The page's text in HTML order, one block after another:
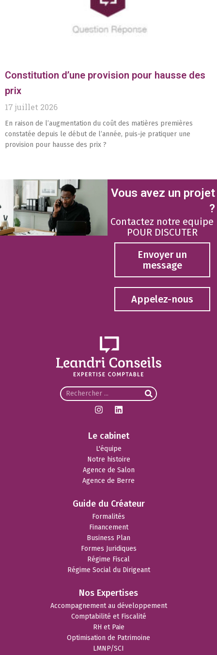
Constitution d’une provision pour hausse des
prix
17 juillet 2026
En raison de l’augmentation du coût des matières premières
constatée depuis le début de l’année, puis-je pratiquer une
provision pour hausse des prix ?
Vous avez un projet
?
Contactez notre equipe
POUR DISCUTER
Envoyer un
message
Appelez-nous
Le cabinet
L'équipe
Notre histoire
Agence de Salon
Agence de Berre
Guide du Créateur
Formalités
Financement
Business Plan
Formes Juridiques
Régime Fiscal
Régime Social du Dirigeant
Nos Expertises
Accompagnement au développement
Comptabilité et Fiscalité
RH et Paie
Optimisation de Patrimoine
LMNP/SCI